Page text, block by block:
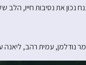
נכון את נסיבות חייו, הלב
נודלמן, עמית רהב, ליאנה